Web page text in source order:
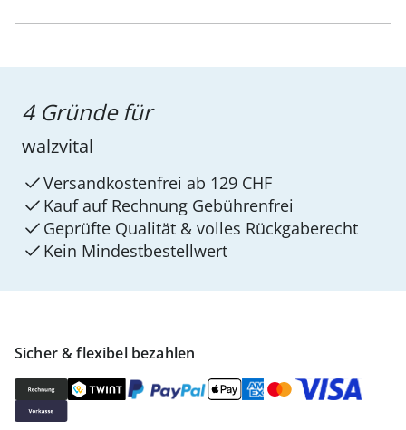
Sicher & flexibel bezahlen
4 Gründe für
walzvital
Versandkostenfrei ab 129 CHF
Kauf auf Rechnung Gebührenfrei
Geprüfte Qualität & volles Rückgaberecht
Kein Mindest­bestellwert